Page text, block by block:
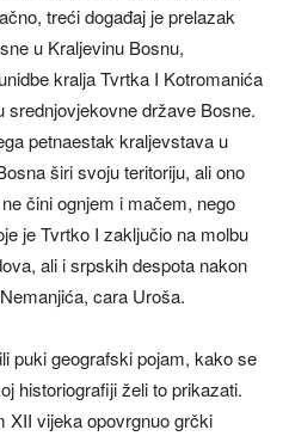
treći događaj je prelazak
u Kraljevinu Bosnu,
kralja Tvrtka I Kotromanića
države Bosne.
petnaestak kraljevstava u
širi svoju teritoriju, ali ono
čini ognjem i mačem, nego
je Tvrtko I zaključio na molbu
ali i srpskih despota nakon
cara Uroša.
puki geografski pojam, kako se
historiografiji želi to prikazati.
XII vijeka opovrgnuo grčki